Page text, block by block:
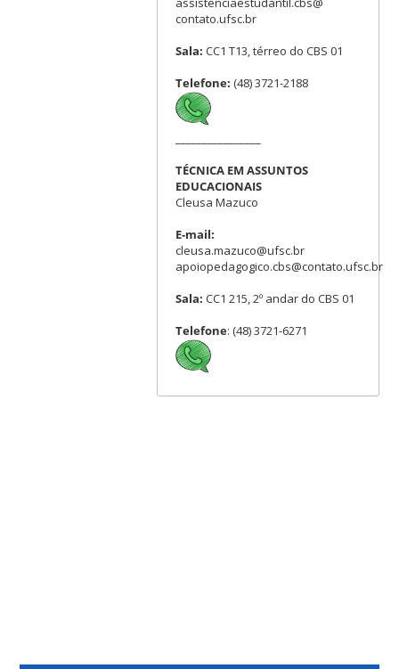
contato.ufsc.br
Sala: CC1 T13, térreo do CBS 01
Telefone: (48) 3721-2188
TÉCNICA EM ASSUNTOS
EDUCACIONAIS
Cleusa Mazuco
E-mail:
cleusa.mazuco@ufsc.br
apoiopedagogico.cbs@contato.ufsc.br
Sala: CC1 215, 2º andar do CBS 01
Telefone: (48) 3721-6271